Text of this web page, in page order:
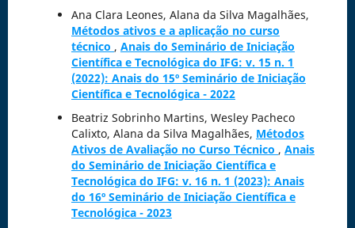
Ana Clara Leones, Alana da Silva Magalhães,
Métodos ativos e a aplicação no curso
técnico , Anais do Seminário de Iniciação
Científica e Tecnológica do IFG: v. 15 n. 1
(2022): Anais do 15º Seminário de Iniciação
Científica e Tecnológica - 2022
Beatriz Sobrinho Martins, Wesley Pacheco
Calixto, Alana da Silva Magalhães, Métodos
Ativos de Avaliação no Curso Técnico , Anais
do Seminário de Iniciação Científica e
Tecnológica do IFG: v. 16 n. 1 (2023): Anais
do 16º Seminário de Iniciação Científica e
Tecnológica - 2023